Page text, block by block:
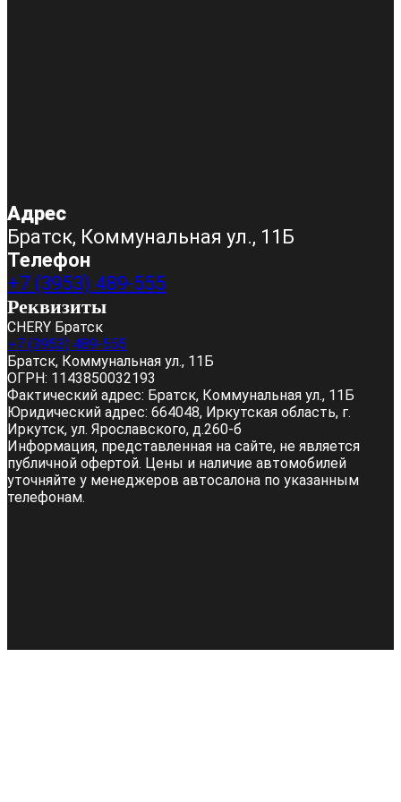
Адрес
Братск, Коммунальная ул., 11Б
Телефон
+7 (3953) 489-555
Реквизиты
CHERY Братск
+7 (3953) 489-555
Братск, Коммунальная ул., 11Б
ОГРН: 1143850032193
Фактический адрес: Братск, Коммунальная ул., 11Б
Юридический адрес: 664048, Иркутская область, г.
Иркутск, ул. Ярославского, д.260-б
Информация, представленная на сайте, не является
публичной офертой. Цены и наличие автомобилей
уточняйте у менеджеров автосалона по указанным
телефонам.